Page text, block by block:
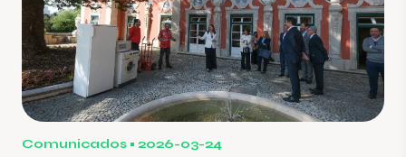
Comunicados 2026-03-24